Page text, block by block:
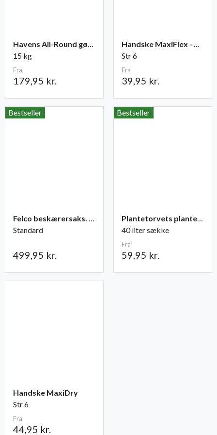
Havens All-Round gødning NPK 12-2-10
15 kg
Fra
179,95 kr.
Handske MaxiFlex - Ultimate
Str 6
Fra
39,95 kr.
Bestseller
Felco beskærersaks. nr. 2
Standard
499,95 kr.
Bestseller
Plantetorvets plantejord
40 liter sække
Fra
59,95 kr.
Handske MaxiDry
Str 6
Fra
44,95 kr.